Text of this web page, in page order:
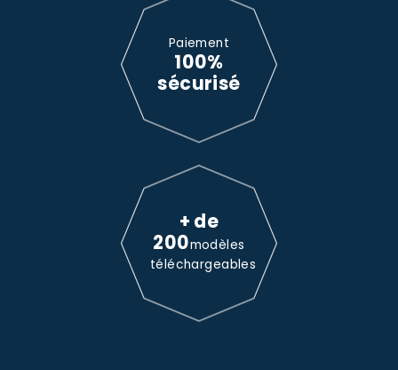
Paiement
100%
sécurisé
+ de
200modèles
téléchargeables